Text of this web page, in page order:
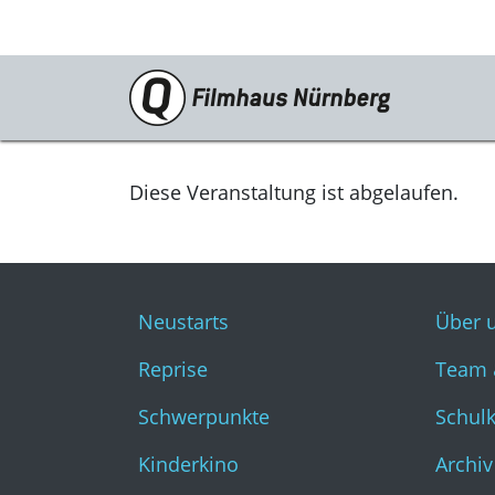
Programm
Neustarts
Kinderkino
Stummfilm
Cine International
Filmclub
Diese Veranstaltung ist abgelaufen.
Neustarts
Reprise
Schwerpunkte
Kinderkino
Über
Team
Archiv